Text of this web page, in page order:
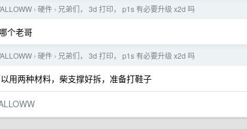
› 硬件 › 兄弟们， 3d 打印， p1s 有必要升级 x2d 吗
个老哥
› 硬件 › 兄弟们， 3d 打印， p1s 有必要升级 x2d 吗
用两种材料，柴支撑好拆，准备打鞋子